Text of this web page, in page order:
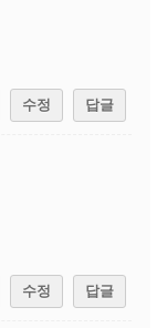
수정 답글
수정 답글